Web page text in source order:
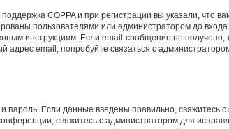
COPPA и при регистрации вы указали, что
пользователями или администратором до входа
инструкциям. Если email-сообщение не получено,
email, попробуйте связаться с
пароль. Если данные введены правильно, свяжитесь
свяжитесь с администратором для